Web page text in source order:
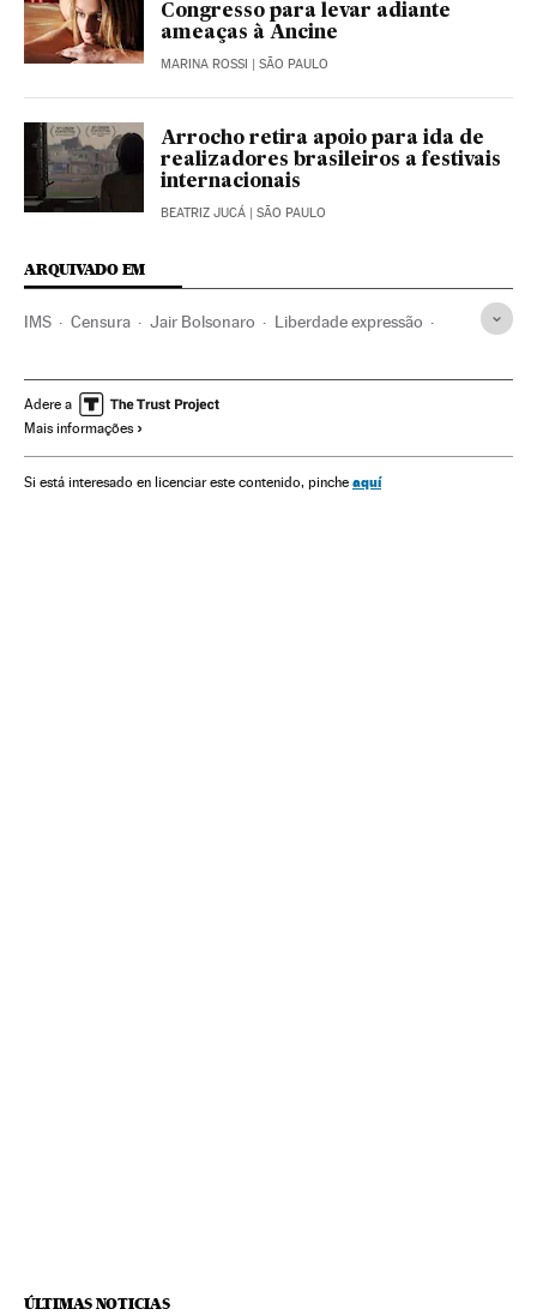
Congresso para levar adiante
ameaças à Ancine
MARINA ROSSI | SÃO PAULO
Arrocho retira apoio para ida de
realizadores brasileiros a festivais
internacionais
BEATRIZ JUCÁ | SÃO PAULO
ARQUIVADO EM
IMS Censura Jair Bolsonaro Liberdade expressão
Política cultural América do Sul
Cultura
Adere a
Mais informações
Si está interesado en licenciar este contenido, pinche aquí
ÚLTIMAS NOTICIAS